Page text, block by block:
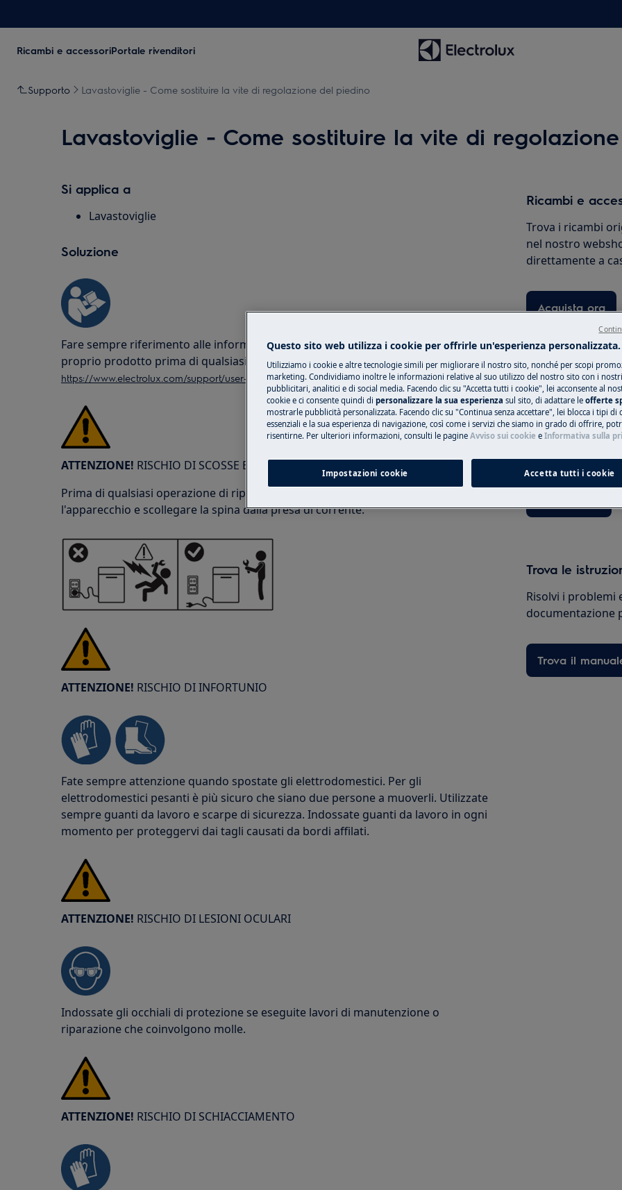
Ricambi e accessoriPortale rivenditori
Supporto Lavastoviglie - Come sostituire la vite di regolazione del piedino
Lavastoviglie - Come sostituire la vite di
Si applica a
Lavastoviglie
Soluzione
Fare sempre riferimento alle informazioni sulla sicurezza del manuale d'uso del
proprio prodotto prima di qualsiasi operazione di riparazione o manutenzione.
https://www.electrolux.com/support/user-manuals/
ATTENZIONE! RISCHIO DI SCOSSE ELETTRICHE
Prima di qualsiasi operazione di riparazione o manutenzione, disattivare
l'apparecchio e scollegare la spina dalla presa di corrente.
ATTENZIONE! RISCHIO DI INFORTUNIO
Fate sempre attenzione quando spostate gli elettrodomestici. Per gli
elettrodomestici pesanti è più sicuro che siano due persone a muoverli. Utilizzate
sempre guanti da lavoro e scarpe di sicurezza. Indossate guanti da lavoro in ogni
momento per proteggervi dai tagli causati da bordi affilati.
ATTENZIONE! RISCHIO DI LESIONI OCULARI
Indossate gli occhiali di protezione se eseguite lavori di manutenzione o
riparazione che coinvolgono molle.
ATTENZIONE! RISCHIO DI SCHIACCIAMENTO
Ricambi e
Trova i ricambi
nel nostro
direttamente a
Acquista ora
Prenotare un
Hai un problema
non puoi
appuntamento
Trova le
Risolvi i problemi
documentazione
Trova il
Questo sito web utilizza i cookie per offrirle un'esperienza personalizzata.
Utilizziamo i cookie e altre tecnologie simili per migliorare il nostro sito, nonché per scopi
marketing. Condividiamo inoltre le informazioni relative al suo utilizzo del nostro sito con i
pubblicitari, analitici e di social media. Facendo clic su "Accetta tutti i cookie", lei acconsente al
cookie e ci consente quindi di personalizzare la sua esperienza sul sito, di adattare le offerte
mostrarle pubblicità personalizzata. Facendo clic su "Continua senza accettare", lei blocca i tipi di
essenziali e la sua esperienza di navigazione, così come i servizi che siamo in grado di offrire,
risentirne. Per ulteriori informazioni, consulti le pagine Avviso sui cookie e Informativa sulla
Impostazioni cookie Accetta tutti i cookie